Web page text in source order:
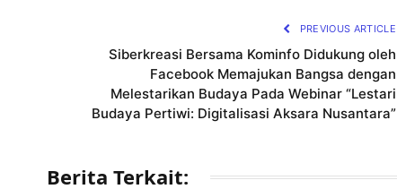
PREVIOUS ARTICLE
Siberkreasi Bersama Kominfo Didukung oleh
Facebook Memajukan Bangsa dengan
Melestarikan Budaya Pada Webinar “Lestari
Budaya Pertiwi: Digitalisasi Aksara Nusantara”
Berita Terkait: